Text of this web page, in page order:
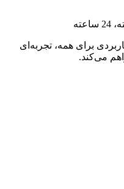
برای همه، تجربه‌ای
می‌کند.